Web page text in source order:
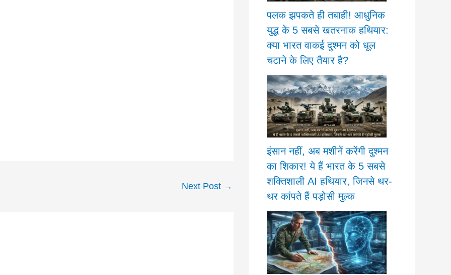
Next Post →
पलक झपकते ही तबाही! आधुनिक
युद्ध के 5 सबसे खतरनाक हथियार:
क्या भारत वाकई दुश्मन को धूल
चटाने के लिए तैयार है?
इंसान नहीं, अब मशीनें करेंगी दुश्मन
का शिकार! ये हैं भारत के 5 सबसे
शक्तिशाली AI हथियार, जिनसे थर-
थर कांपते हैं पड़ोसी मुल्क